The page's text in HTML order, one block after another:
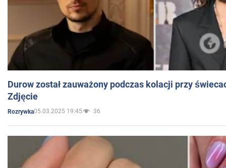
Durow został zauważony podczas kolacji przy
Zdjęcie
Rozrywka05.03.2025 19:45 36